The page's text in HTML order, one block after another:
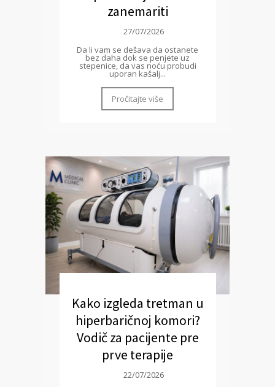
zanemariti
27/07/2026
Da li vam se dešava da ostanete
bez daha dok se penjete uz
stepenice, da vas noću probudi
uporan kašalj...
Pročitajte više
Kako izgleda tretman u
hiperbaričnoj komori?
Vodič za pacijente pre
prve terapije
22/07/2026